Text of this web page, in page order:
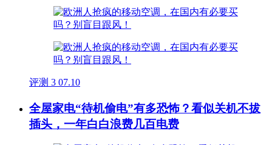
评测 3 07.10
全屋家电“待机偷电”有多恐怖？看似关机不拔
插头，一年白白浪费几百电费